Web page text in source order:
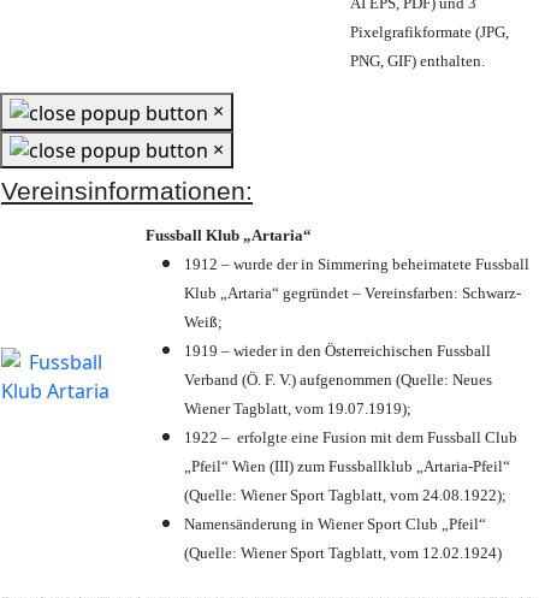
Pixelgrafikformate (JPG,
PNG, GIF) enthalten.
×
×
Vereinsinformationen:
Fussball Klub „Artaria“
1912 – wurde der in Simmering beheimatete Fussball
Klub „Artaria“ gegründet – Vereinsfarben: Schwarz-
Weiß;
1919 – wieder in den Österreichischen Fussball
Verband (Ö. F. V.) aufgenommen (Quelle: Neues
Wiener Tagblatt, vom 19.07.1919);
1922 – erfolgte eine Fusion mit dem Fussball Club
„Pfeil“ Wien (III) zum Fussballklub „Artaria-Pfeil“
(Quelle: Wiener Sport Tagblatt, vom 24.08.1922);
Namensänderung in Wiener Sport Club „Pfeil“
(Quelle: Wiener Sport Tagblatt, vom 12.02.1924)